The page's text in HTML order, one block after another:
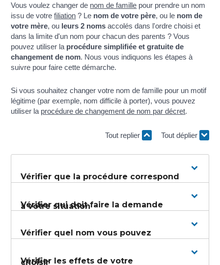
Vous voulez changer de nom de famille pour prendre un nom
issu de votrefiliation ? Le nom de votre père, ou le nom de
votre mère, ou leurs 2 noms accolés dans l'ordre choisi et
dans la limite d'un nom pour chacun des parents ? Vous
pouvez utiliser la procédure simplifiée et gratuite de
changement de nom. Nous vous indiquons les étapes à
suivre pour faire cette démarche.
Si vous souhaitez changer votre nom de famille pour un motif
légitime (par exemple, nom difficile à porter), vous pouvez
utiliser la procédure de changement de nom par décret.
Tout replier Tout déplier
Vérifier que la procédure correspond
à votre situation
Vérifier qui doit faire la demande
Vérifier quel nom vous pouvez
choisir
Vérifier les effets de votre